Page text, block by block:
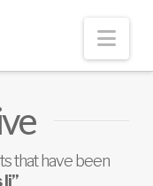
that have been
li”